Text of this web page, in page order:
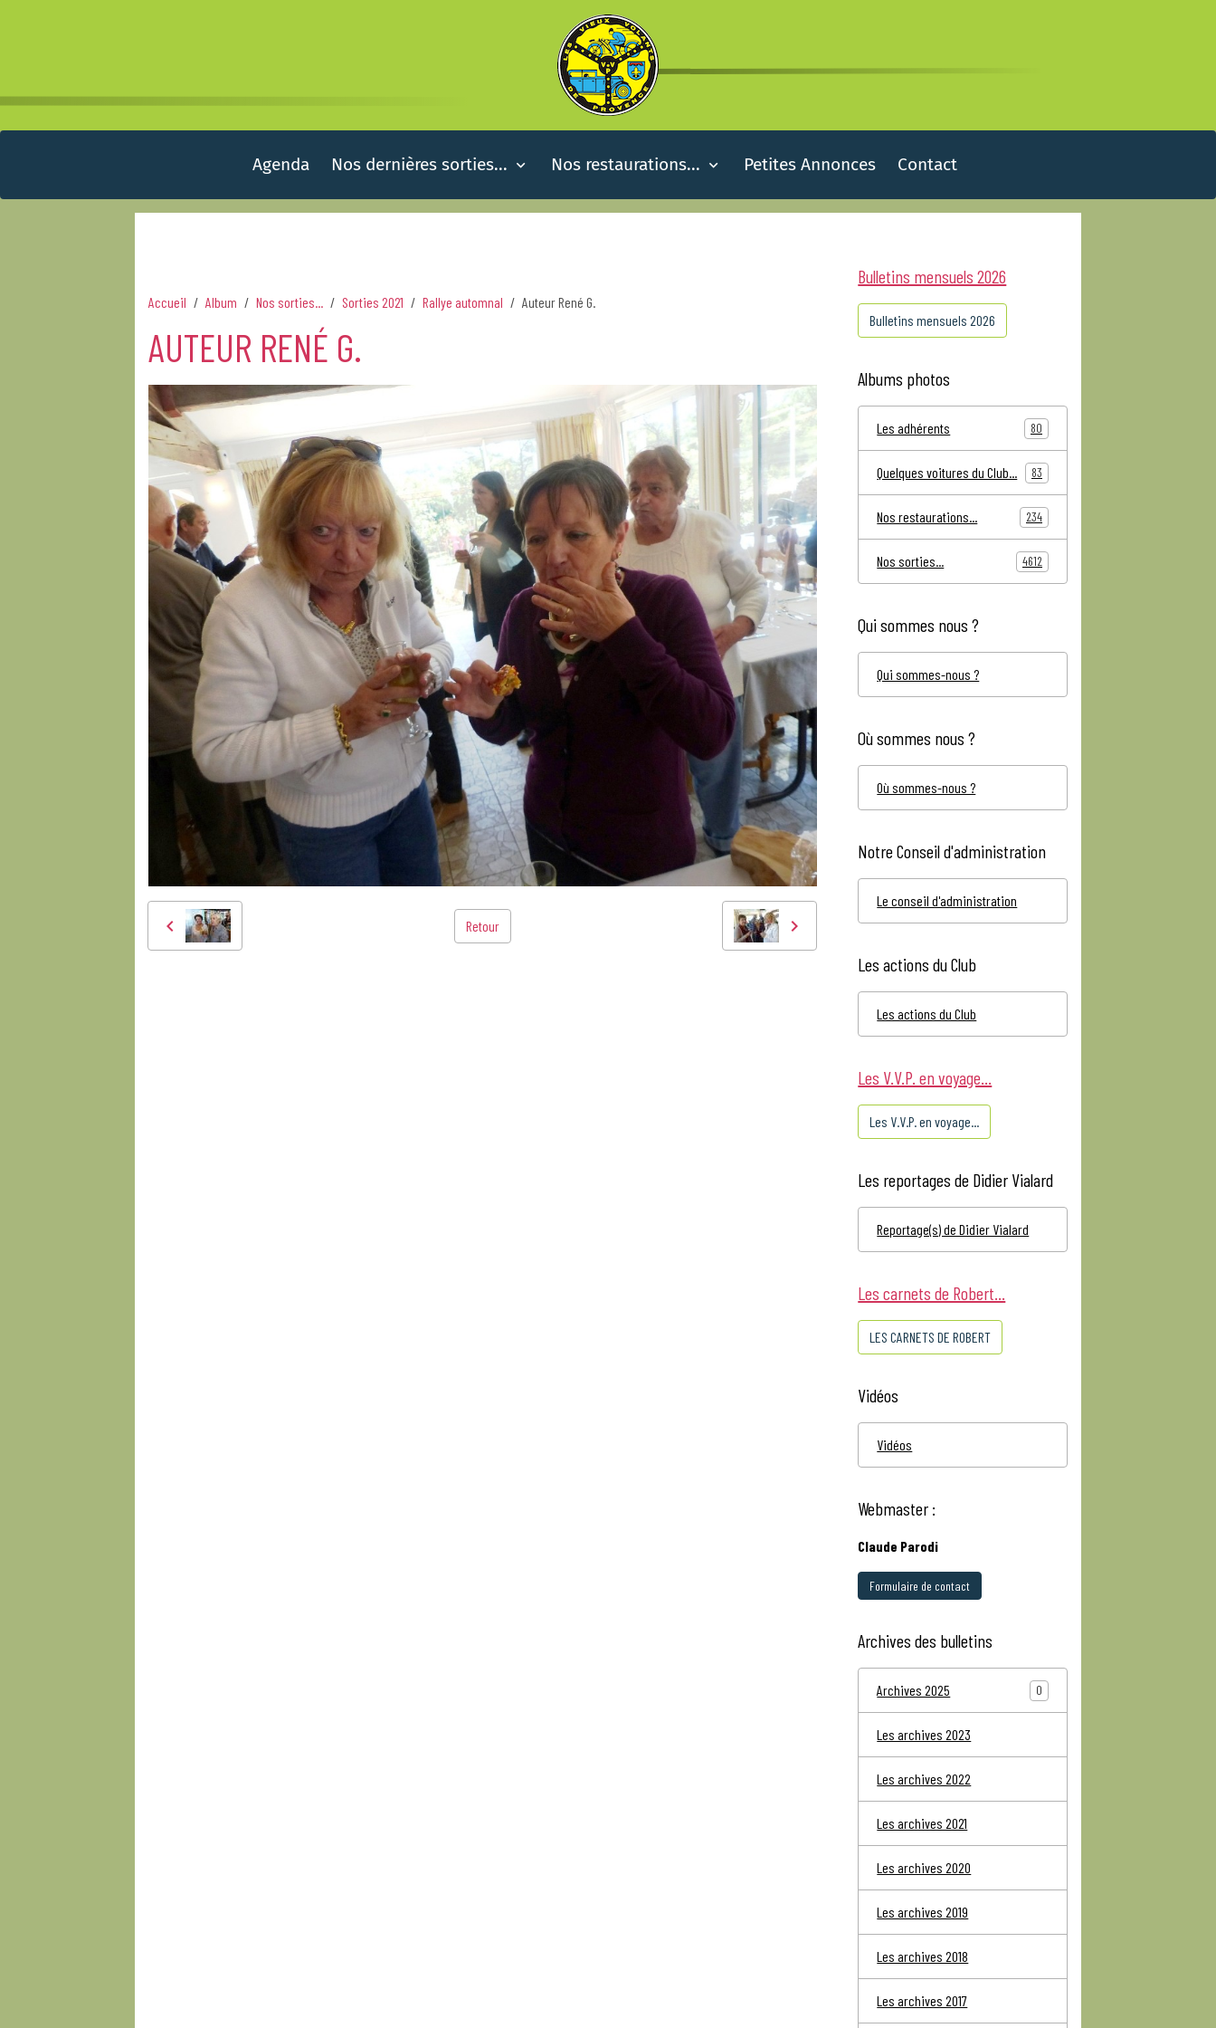
Agenda Nos dernières sorties... Nos restaurations... Petites Annonces Contact
Accueil Album Nos sorties... Sorties 2021 Rallye automnal Auteur René G.
AUTEUR RENÉ G.
Retour
Bulletins mensuels 2026
Bulletins mensuels 2026
Albums photos
Les adhérents 80
Quelques voitures du Club... 83
Nos restaurations... 234
Nos sorties... 4612
Qui sommes nous ?
Qui sommes-nous ?
Où sommes nous ?
Où sommes-nous ?
Notre Conseil d'administration
Le conseil d'administration
Les actions du Club
Les actions du Club
Les V.V.P. en voyage...
Les V.V.P. en voyage...
Les reportages de Didier Vialard
Reportage(s) de Didier Vialard
Les carnets de Robert...
LES CARNETS DE ROBERT
Vidéos
Vidéos
Webmaster :
Claude Parodi
Formulaire de contact
Archives des bulletins
Archives 2025 0
Les archives 2023
Les archives 2022
Les archives 2021
Les archives 2020
Les archives 2019
Les archives 2018
Les archives 2017